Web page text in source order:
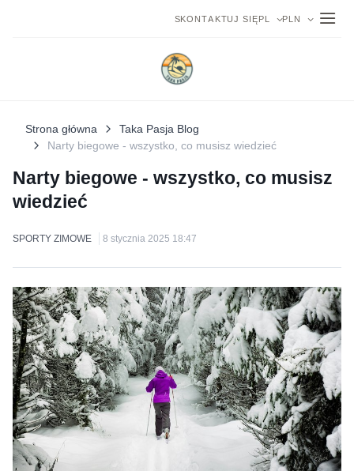
SKONTAKTUJ SIĘPL PLN
Strona główna
Taka Pasja Blog
Narty biegowe - wszystko, co musisz wiedzieć
Narty biegowe - wszystko, co musisz
wiedzieć
SPORTY ZIMOWE 8 stycznia 2025 18:47